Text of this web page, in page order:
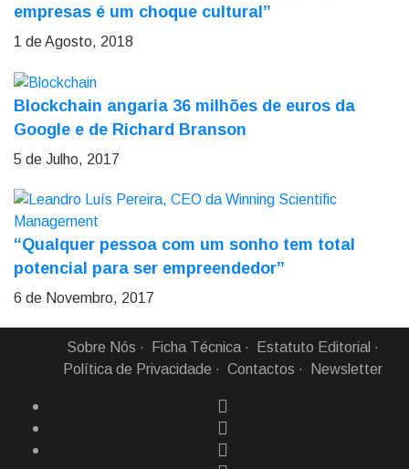
empresas é um choque cultural”
1 de Agosto, 2018
Blockchain angaria 36 milhões de euros da
Google e de Richard Branson
5 de Julho, 2017
“Qualquer pessoa com um sonho tem total
potencial para ser empreendedor”
6 de Novembro, 2017
Sobre Nós Ficha Técnica
Estatuto Editorial
Política de Privacidade
Contactos Newsletter